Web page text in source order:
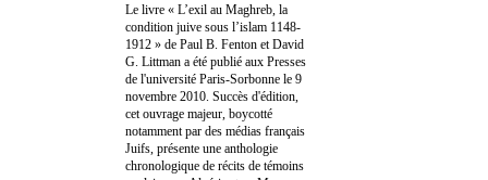
Le livre « L’exil au Maghreb, la
condition juive sous l’islam 1148-
1912 » de Paul B. Fenton et David
G. Littman a été publié aux Presses
de l'université Paris-Sorbonne le 9
novembre 2010. Succès d'édition,
cet ouvrage majeur, boycotté
notamment par des médias français
Juifs, présente une anthologie
chronologique de récits de témoins